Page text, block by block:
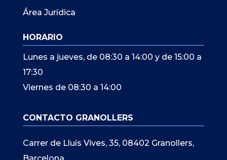
Área Jurídica
HORARIO
Lunes a jueves, de 08:30 a 14:00 y de 15:00 a
17:30
Viernes de 08:30 a 14:00
CONTACTO GRANOLLERS
Carrer de Lluís Vives, 35, 08402 Granollers,